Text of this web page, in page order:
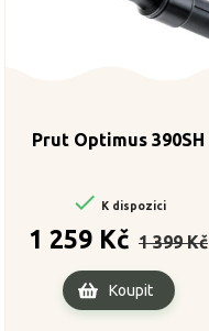
Prut Optimus 390SH
 K dispozici
1 259 Kč
cena
1 399 Kč
Koupit